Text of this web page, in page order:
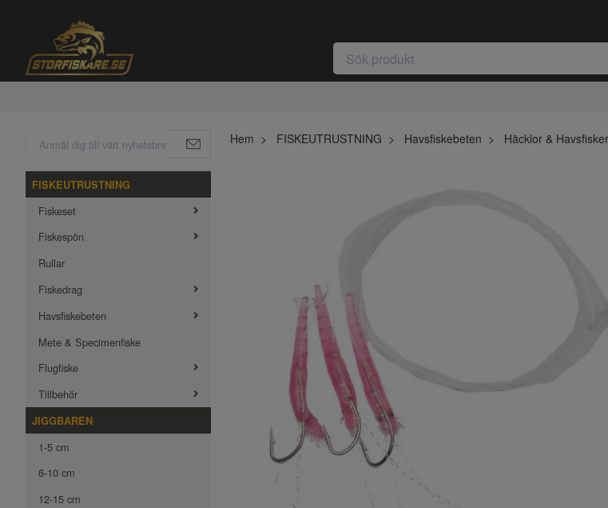
FISKEUTRUSTNING
Fiskeset
Fiskespön
Rullar
Fiskedrag
Havsfiskebeten
Mete & Specimenfiske
Flugfiske
Tillbehör
JIGGBAREN
1-5 cm
6-10 cm
12-15 cm
Hem FISKEUTRUSTNING Havsfiskebeten Häcklor &